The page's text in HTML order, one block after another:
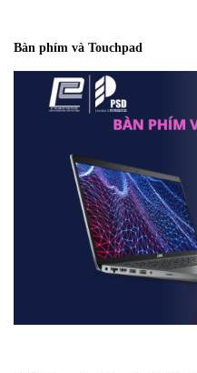
Bàn phím và Touchpad